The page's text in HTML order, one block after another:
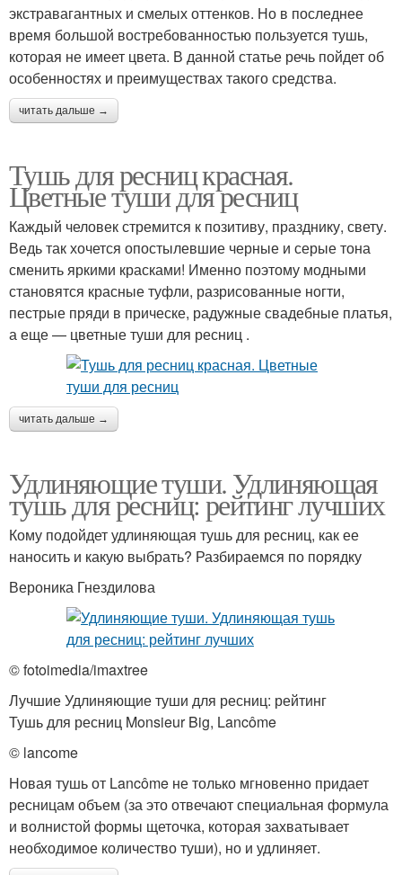
экстравагантных и смелых оттенков. Но в последнее
время большой востребованностью пользуется тушь,
которая не имеет цвета. В данной статье речь пойдет об
особенностях и преимуществах такого средства.
читать дальше →
Тушь для ресниц красная.
Цветные туши для ресниц
Каждый человек стремится к позитиву, празднику, свету.
Ведь так хочется опостылевшие черные и серые тона
сменить яркими красками! Именно поэтому модными
становятся красные туфли, разрисованные ногти,
пестрые пряди в прическе, радужные свадебные платья,
а еще — цветные туши для ресниц .
читать дальше →
Удлиняющие туши. Удлиняющая
тушь для ресниц: рейтинг лучших
Кому подойдет удлиняющая тушь для ресниц, как ее
наносить и какую выбрать? Разбираемся по порядку
Вероника Гнездилова
© fotoimedia/imaxtree
Лучшие Удлиняющие туши для ресниц: рейтинг
Тушь для ресниц Monsieur Big, Lancôme
© lancome
Новая тушь от Lancôme не только мгновенно придает
ресницам объем (за это отвечают специальная формула
и волнистой формы щеточка, которая захватывает
необходимое количество туши), но и удлиняет.